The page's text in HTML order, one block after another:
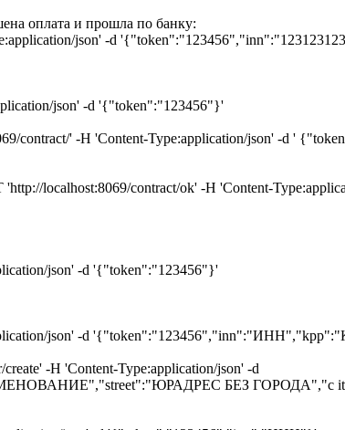
оплата и прошла по банку:
json' -d
json' -d '{"token":"123456"}'
contract/' -H 'Content-Type:application/json' -d
localhost:8069/contract/ok' -H 'Content-
json' -d '{"token":"123456"}'
json' -d
-H 'Content-Type:application/json' -d
БЕЗ